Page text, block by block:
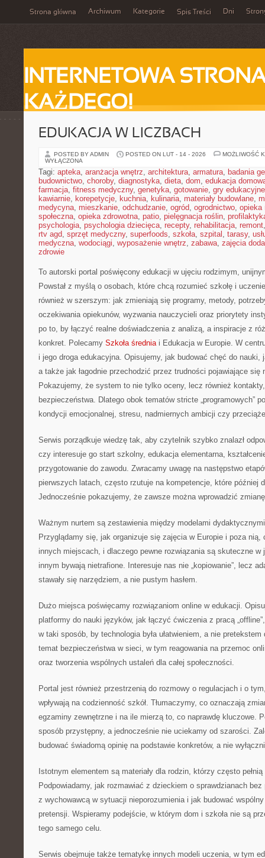
Strona główna Archiwum Kategorie Spis Treści Dni
INTERNETOWA
KAŻDEGO!
EDUKACJA W LICZBACH
POSTED BY ADMIN POSTED ON LUT - 14 - 2026
MOŻLIWOŚĆ
WYŁĄCZONA
Tagi: apteka, aranżacja wnętrz, architektura, armatura, badania
budownictwo, choroby, diagnostyka, dieta, dom, edukacja
farmacja, fitness medyczny, genetyka, gotowanie, gry edukacyjne
kawiarnie, korepetycje, kuchnia, kulinaria, materiały budowlane,
medycyna, mieszkanie, odchudzanie, ogród, ogrodnictwo, opieka
społeczna, opieka zdrowotna, patio, pielęgnacja roślin,
psychologia, psychologia dziecięca, recepty, rehabilitacja, remont
rtv agd, sprzęt medyczny, superfoods, szkoła, szpital , tarasy,
medyczna, wodociągi, wyposażenie wnętrz, zabawa, zajęcia
zdrowie
To autorski portal poświęcony edukacji w ujęciu rodzimym,
Powstał z myślą o osobach, które chcą rozumieć szkołę i
również w szerszym: jak zmieniają się programy, metody,
oczekiwania opiekunów, wyzwania nauczycieli oraz priorytety
po to, by łączyć realne doświadczenia z analizą, a inspiracje z
konkret. Polecamy Szkoła średniai Edukacja w Europie. W
i jego droga edukacyjna. Opisujemy, jak budować chęć do nauki,
a także jak łagodnie przechodzić przez trudności pojawiające się
Pokazujemy, że system to nie tylko oceny, lecz również
bezpieczeństwa. Dlatego obok tematów stricte „programowych”
kondycji emocjonalnej, stresu, nadmiernych ambicji czy
Serwis porządkuje wiedzę tak, aby czytelnik szybko znalazł
czy interesuje go start szkolny, edukacja elementarna,
przygotowanie do zawodu. Zwracamy uwagę na następstwo
pierwszych latach, często rzutuje na kompetencje, które później
Jednocześnie pokazujemy, że zawsze można wprowadzić
Ważnym nurtem są zestawienia między modelami
Przyglądamy się, jak organizuje się zajęcia w Europie i poza nią,
innych miejscach, i dlaczego pewne rozwiązania są skuteczne w
innym bywają nietrafione. Interesuje nas nie „kopiowanie”, lecz
stawały się narzędziem, a nie pustym hasłem.
Dużo miejsca poświęcamy rozwiązaniom online w edukacji.
platformy do nauki języków, jak łączyć ćwiczenia z pracą
w taki sposób, by technologia była ułatwieniem, a nie
temat bezpieczeństwa w sieci, w tym reagowania na przemoc
oraz tworzenia wspólnych ustaleń dla całej społeczności.
Portal jest również przestrzenią do rozmowy o regulacjach i o
wpływają na codzienność szkół. Tłumaczymy, co oznaczają
egzaminy zewnętrzne i na ile mierzą to, co naprawdę kluczowe.
sposób przystępny, a jednocześnie nie uciekamy od szarości.
budować świadomą opinię na podstawie konkretów, a nie
Istotnym elementem są materiały dla rodzin, którzy często pełnią
Podpowiadamy, jak rozmawiać z dzieckiem o sprawdzianach
z wychowawcą w sytuacji nieporozumienia i jak budować
pretensji. Wspieramy podejście, w którym dom i szkoła nie są
tego samego celu.
Serwis obejmuje także tematykę innych modeli uczenia, w tym